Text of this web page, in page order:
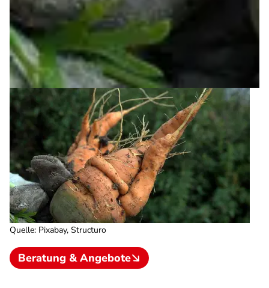
Quelle: Pixabay, Structuro
Beratung & Angebote